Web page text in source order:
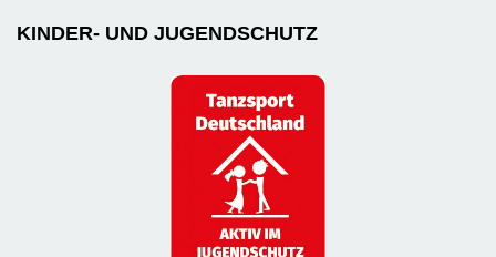
KINDER- UND JUGENDSCHUTZ